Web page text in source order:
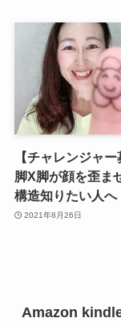
【チャレンジャ
脚X脚が顔を歪ま
構造知りたい人へ
2021年8月26日
Amazon